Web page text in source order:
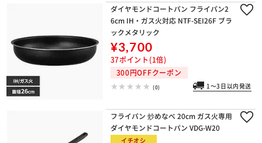
ダイヤモンドコートパン フライパン2
6cm IH・ガス火対応 NTF-SEI26F ブラ
ックメタリック
¥3,700
37ポイント(1倍)
300円OFFクーポン
(0) 1～3日以内発送
フライパン 炒めなべ 20cm ガス火専用
ダイヤモンドコートパン VDG-W20
イチオシ